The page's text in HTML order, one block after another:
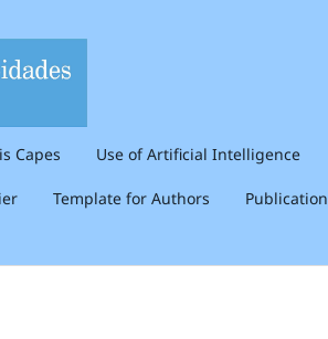
Capes Use of Artificial Intelligence
Template for Authors Publication